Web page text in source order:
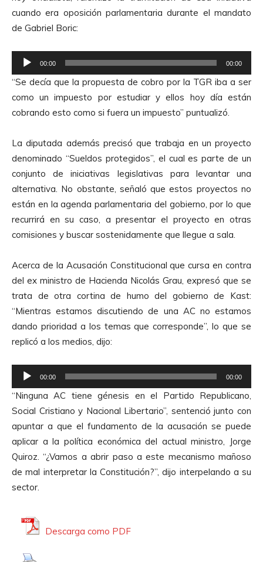
u
c
t
o
d
e
A
d
i
o
cuando era oposición parlamentaria durante el mandato
de Gabriel Boric:
e
p
r
o
u
c
t
o
r
d
e
u
d
o
00:00 00:00
“Se decía que la propuesta de cobro por la TGR iba a ser
como un impuesto por estudiary ellos hoy día están
cobrando esto como si fuera un impuesto” puntualizó.
La diputada además precisó que trabaja en un proyecto
denominado “Sueldos protegidos”, el cual es parte de un
conjunto de iniciativas legislativas para levantar una
alternativa. No obstante, señaló que estos proyectos no
están en la agenda parlamentaria del gobierno, por lo que
recurrirá en su caso, a presentar el proyecto en otras
comisiones y buscar sostenidamente que llegue a sala.
Acerca de la Acusación Constitucional que cursa en contra
del ex ministro de Hacienda Nicolás Grau, expresó que se
trata de otra cortina de humo del gobierno de Kast:
“Mientras estamos discutiendo de una AC no estamos
dando prioridad a los temas que corresponde”, lo que se
replicó a los medios, dijo:
e
p
r
o
d
u
c
t
00:00 00:00
“Ninguna AC tiene génesis en el Partido Republicano,
Social Cristiano y Nacional Libertario”, sentenció junto con
apuntar a que el fundamento de la acusación se puede
aplicar a la política económica del actual ministro, Jorge
Quiroz. “¿Vamos a abrir paso a este mecanismo mañoso
de mal interpretar la Constitución?”, dijo interpelando a su
sector.
Descarga como PDF